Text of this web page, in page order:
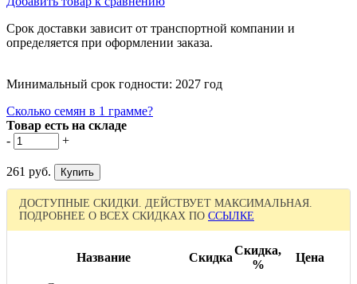
Срок доставки зависит от транспортной компании и
определяется при оформлении заказа.
Минимальный срок годности: 2027 год
Сколько семян в 1 грамме?
Товар есть на складе
-
+
261 руб.
ДОСТУПНЫЕ СКИДКИ. ДЕЙСТВУЕТ МАКСИМАЛЬНАЯ.
ПОДРОБНЕЕ О ВСЕХ СКИДКАХ ПО ССЫЛКЕ
Название Скидка
Скидка,
%
Цена